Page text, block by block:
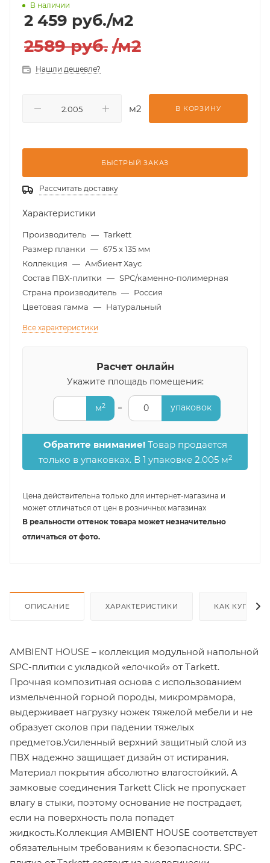
В наличии
2 459 руб./м2
2589 руб. /м2
Нашли дешевле?
м2 В КОРЗИНУ
БЫСТРЫЙ ЗАКАЗ
Рассчитать доставку
Характеристики
Производитель — Tarkett
Размер планки — 675 х 135 мм
Коллекция — Амбиент Хаус
Состав ПВХ-плитки — SPC/каменно-полимерная
Страна производитель — Россия
Цветовая гамма — Натуральный
Все характеристики
Расчет онлайн
Укажите площадь помещения:
м2 = 0 упаковок
Обратите внимание!Товар продается
только в упаковках. В 1 упаковке 2.005 м2
Цена действительна только для интернет-магазина и
может отличаться от цен в розничных магазинах
В реальности оттенок товара может незначительно
отличаться от фото.
ОПИСАНИЕ ХАРАКТЕРИСТИКИ КАК КУПИТЬ
AMBIENT HOUSE – коллекция модульной напольной
SPC-плитки с укладкой «елочкой» от Tarkett.
Прочная композитная основа с использованием
измельченной горной породы, микромрамора,
выдерживает нагрузку ножек тяжелой мебели и не
образует сколов при падении тяжелых
предметов.Усиленный верхний защитный слой из
ПВХ надежно защищает дизайн от истирания.
Материал покрытия абсолютно влагостойкий. А
замковые соединения Tarkett Click не пропускает
влагу в стыки, поэтому основание не пострадает,
если на поверхность пола попадет
жидкость.Коллекция AMBIENT HOUSE соответствует
обязательным требованиям к безопасности. SPC-